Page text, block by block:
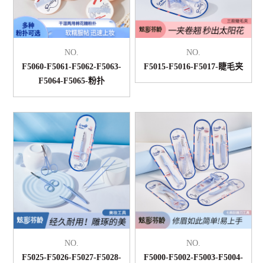
NO.
F5060-F5061-F5062-F5063-
F5064-F5065-粉扑
NO.
F5015-F5016-F5017-睫毛夹
NO.
F5025-F5026-F5027-F5028-
NO.
F5000-F5002-F5003-F5004-